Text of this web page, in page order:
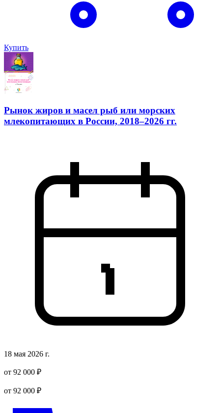
Купить
Рынок жиров и масел рыб или морских
млекопитающих в России, 2018–2026 гг.
18 мая 2026 г.
от 92 000 ₽
от 92 000 ₽